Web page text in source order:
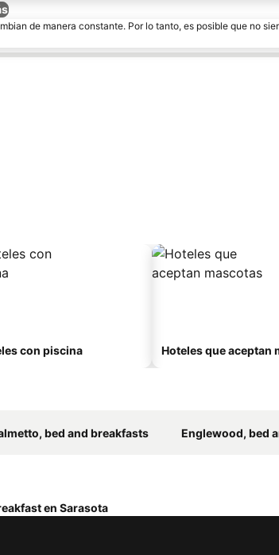
de manera constante. Por lo tanto, es posible que no
con piscina Hoteles que aceptan
bed and breakfasts Englewood, bed
en Sarasota